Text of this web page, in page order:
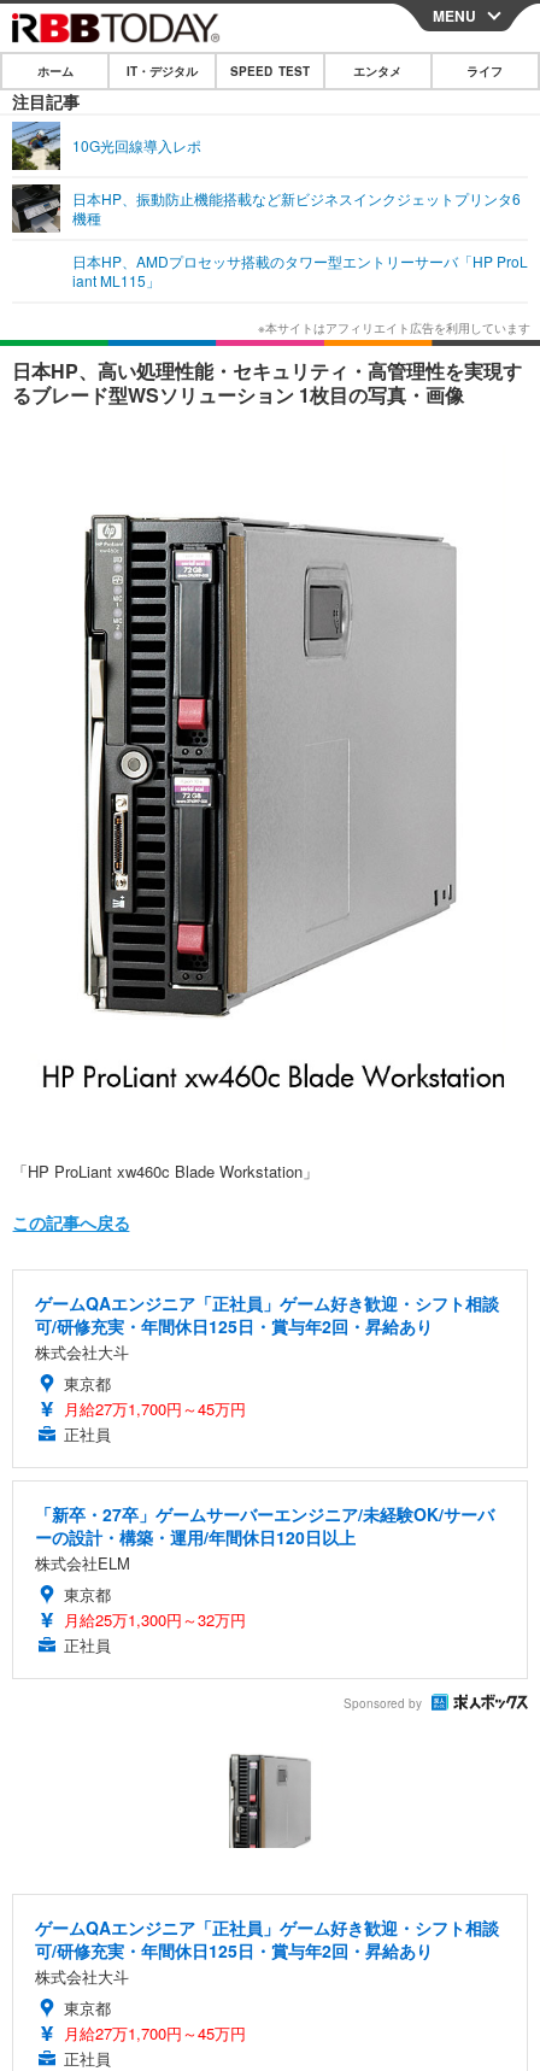
CLOSE
ホーム
IT・デジタル
ショッピング その他
SPEED TEST
エンタメ
エンタメTOP
韓国・芸能
音楽 スポーツ
ライフ
ライフTOP グルメ
ペット ショッピング
リリース一覧
プッシュ通知の停止方法
MENU
ホーム IT・デジタル SPEED TEST エンタメ ライフ
注目記事
10G光回線導入レポ
日本HP、振動防止機能搭載など新ビジネスインクジェットプリンタ6
機種
日本HP、AMDプロセッサ搭載のタワー型エントリーサーバ「HP ProL
iant ML115」
日本HP、高い処理性能・セキュリティ・高管理性を実現す
るブレード型WSソリューション 1枚目の写真・画像
「HP ProLiant xw460c Blade Workstation」
この記事へ戻る
ゲームQAエンジニア「正社員」ゲーム好き歓迎・シフト相談
可/研修充実・年間休日125日・賞与年2回・昇給あり
株式会社大斗
東京都
月給27万1,700円～45万円
正社員
「新卒・27卒」ゲームサーバーエンジニア/未経験OK/サーバ
ーの設計・構築・運用/年間休日120日以上
株式会社ELM
東京都
月給25万1,300円～32万円
正社員
Sponsored by
ゲームQAエンジニア「正社員」ゲーム好き歓迎・シフト相談
可/研修充実・年間休日125日・賞与年2回・昇給あり
株式会社大斗
東京都
月給27万1,700円～45万円
正社員